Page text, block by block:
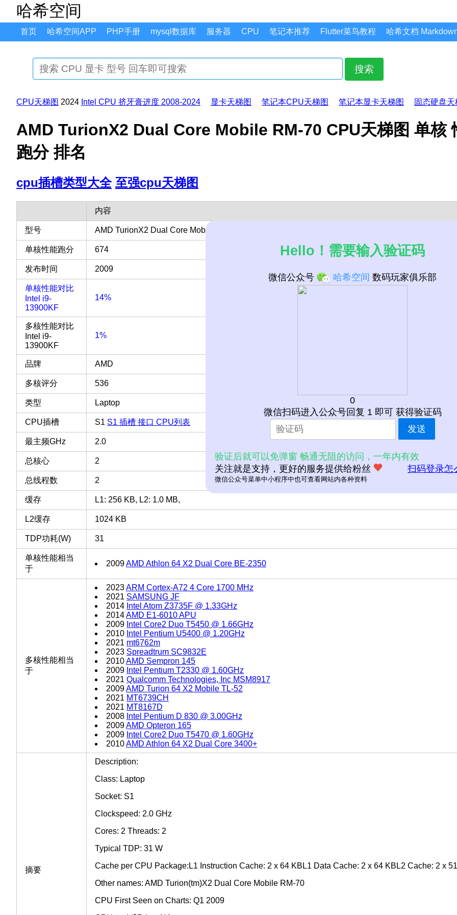
哈希空间
首页 哈希空间APP PHP手册 mysql数据库 服务器 CPU 笔记本推荐 Flutter菜鸟教程 哈希文档
搜索
CPU天梯图 2024 Intel CPU 挤牙膏进度 2008-2024 显卡天梯图 笔记本CPU天梯图 笔记本显卡天梯图 固态硬盘天
AMD TurionX2 Dual Core Mobile RM-70 CPU天梯图 单核
跑分 排名
cpu插槽类型大全 至强cpu天梯图
内容
型号 AMD TurionX2 Dual Core Mobile RM-70
单核性能跑分 674
发布时间 2009
单核性能对比
Intel i9-
13900KF
14%
多核性能对比
Intel i9-
13900KF
1%
品牌 AMD
多核评分 536
类型 Laptop
CPU插槽 S1 S1 插槽 接口 CPU列表
最主频GHz 2.0
总核心 2
总线程数 2
缓存 L1: 256 KB, L2: 1.0 MB,
L2缓存 1024 KB
TDP功耗(W) 31
单核性能相当
于
2009AMD Athlon 64 X2 Dual Core BE-2350
多核性能相当
于
2023ARM Cortex-A72 4 Core 1700 MHz
2021 SAMSUNG JF
2014 Intel Atom Z3735F @ 1.33GHz
2014AMD E1-6010 APU
2009 Intel Core2 Duo T5450 @ 1.66GHz
2010 Intel Pentium U5400 @ 1.20GHz
2021 mt6762m
2023 Spreadtrum SC9832E
2010AMD Sempron 145
2009 Intel Pentium T2330 @ 1.60GHz
2021 Qualcomm Technologies, Inc MSM8917
2009AMD Turion 64 X2 Mobile TL-52
2021 MT6739CH
2021 MT8167D
2008 Intel Pentium D 830 @ 3.00GHz
2009AMD Opteron 165
2009 Intel Core2 Duo T5470 @ 1.60GHz
2010AMD Athlon 64 X2 Dual Core 3400+
摘要
Description:
Class: Laptop
Socket: S1
Clockspeed: 2.0 GHz
Cores: 2 Threads: 2
Typical TDP: 31 W
Cache per CPU Package:L1 Instruction Cache: 2 x 64 KBL1 Data Cache: 2 x 64 KBL2 Cache: 2 x
Other names: AMD Turion(tm)X2 Dual Core Mobile RM-70
CPU First Seen on Charts: Q1 2009
Hello！需要输入验证码
微信公众号 哈希空间 数码玩家俱乐部
0
微信扫码进入公众号回复 1 即可 获得验证码
发送
验证后就可以免弹窗 畅通无阻的访问，一年内有效
关注就是支持，更好的服务提供给粉丝
扫码登录怎
微信公众号菜单中小程序中也可查看网站内各种资料